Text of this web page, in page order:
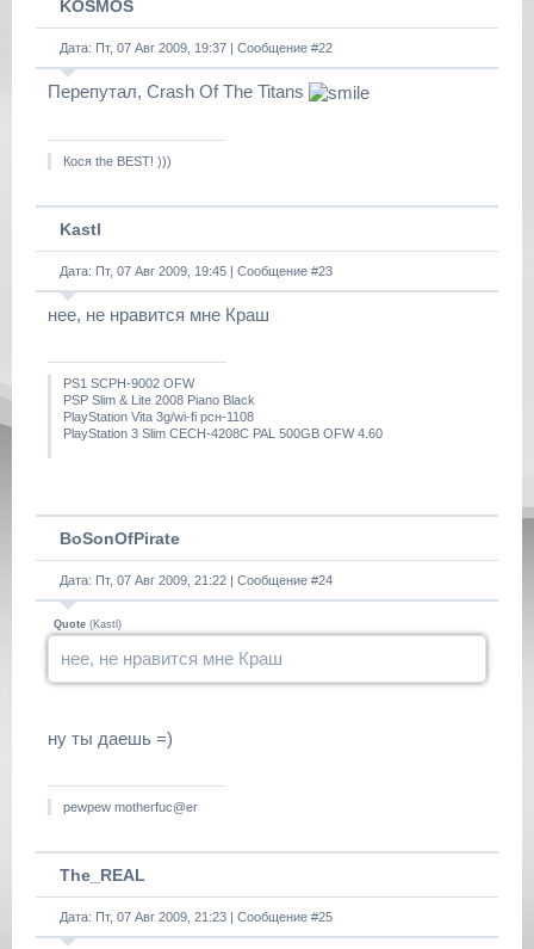
KOSMOS
Дата: Пт, 07 Авг 2009, 19:37 | Сообщение #22
Перепутал, Crash Of The Titans
Кося the BEST! )))
Kastl
Дата: Пт, 07 Авг 2009, 19:45 | Сообщение #23
нее, не нравится мне Краш
PS1 SCPH-9002 OFW
PSP Slim & Lite 2008 Piano Black
PlayStation Vita 3g/wi-fi рсн-1108
PlayStation 3 Slim CECH-4208C PAL 500GB OFW 4.60
BoSonOfPirate
Дата: Пт, 07 Авг 2009, 21:22 | Сообщение #24
Quote (Kastl )
нее, не нравится мне Краш
ну ты даешь =)
pewpew motherfuc@er
The_REAL
Дата: Пт, 07 Авг 2009, 21:23 | Сообщение #25